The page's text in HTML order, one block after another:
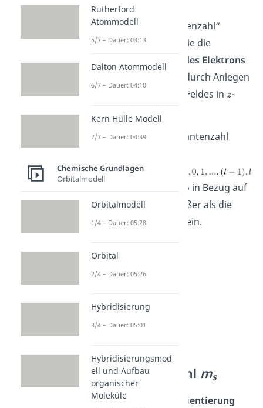
Namensbezeichnung
„magnetische Quantenzahl“
kommt daher, dass sie die
potentielle Energie
des Elektrons
beschreibt, die man durch Anlegen
eines magnetischen Feldes in
-
Die magnetische Quantenzahl
annehmen, kann also in Bezug auf
den Betrag nicht größer als die
Nebenquantenzahl sein.
Magnetische
Spinquantenzahl ms
Sie beschreibt die
Orientierung
Rutherford
Atommodell
5/7 – Dauer: 03:13
Dalton Atommodell
6/7 – Dauer: 04:10
Kern Hülle Modell
7/7 – Dauer: 04:39
Chemische Grundlagen
Orbitalmodell
Orbitalmodell
1/4 – Dauer: 05:28
Orbital
2/4 – Dauer: 05:26
Hybridisierung
3/4 – Dauer: 05:01
Hybridisierungsmod
ell und Aufbau
organischer
Moleküle